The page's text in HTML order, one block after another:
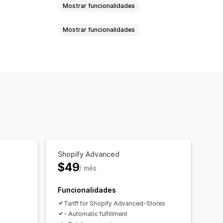
Mostrar funcionalidades
Mostrar funcionalidades
por e-mail
Shopify Advanced
$49/ mês
Funcionalidades
Tariff for Shopify Advanced-Stores
- Automatic fulfillment